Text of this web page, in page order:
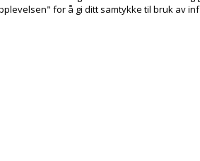
for å gi ditt samtykke til bruk av